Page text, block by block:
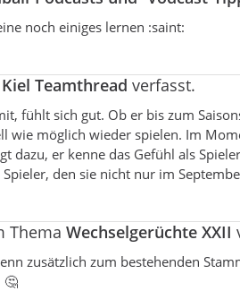
noch einiges lernen :saint:
Teamthread verfasst.
fühlt sich gut. Ob er bis zum
wie möglich wieder spielen. Im
dazu, er kenne das Gefühl als
den sie nicht nur im
Thema Wechselgerüchte XXII
zusätzlich zum bestehenden
🤔